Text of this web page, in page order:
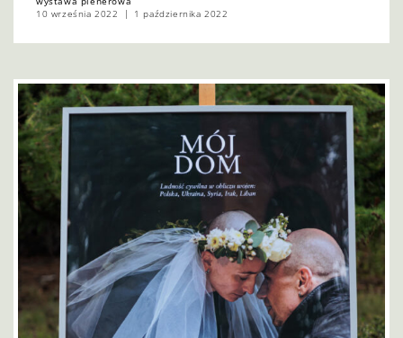
10 września 2022
1 października 2022